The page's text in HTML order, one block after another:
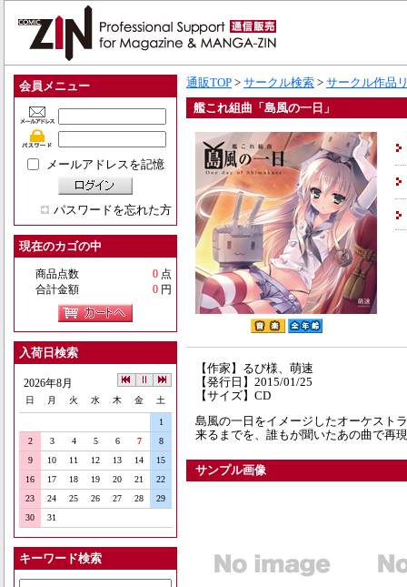
会員メニュー
メールアドレスを記憶
パスワードを忘れた方
現在のカゴの中
商品点数 0 点
合計金額
0 円
入荷日検索
2026年8月
日 月 火 水 木 金 土
1
2
3 4 5 6 7
8
9
10 11 12 13 14
15
16
17 18 19 20 21
22
23
24 25 26 27 28
29
30
31
キーワード検索
通販TOP > サークル検索 > サークル作品
艦これ組曲「島風の一日」
【作家】るび様、萌速
【発行日】2015/01/25
【サイズ】CD
島風の一日をイメージしたオーケスト
来るまでを、誰もが聞いたあの曲で再
サンプル画像